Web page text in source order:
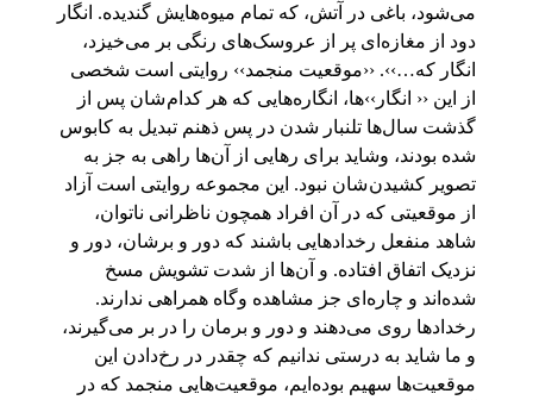
می‌شود، باغی در آتش، که تمام میوه‌هایش گندیده. انگار
دود از مغازه‌ای پر از عروسک‌های رنگی بر می‌خیزد،
انگار که…››. ‹‹موقعیت منجمد›› روایتی است شخصی
از این ‹‹ انگار››ها، انگاره‌هایی که هر کدام شان پس از
گذشت سال‌ها تلنبار شدن در پس ذهنم تبدیل به کابوس
شده بودند، وشاید برای رهایی از آن‌ها راهی به جز به
تصویر کشیدن شان نبود. این مجموعه روایتی است آزاد
از موقعیتی که در آن افراد همچون ناظرانی ناتوان،
شاهد منفعل رخدادهایی باشند که دور و برشان، دور و
نزدیک اتفاق افتاده. و آن‌ها از شدت تشویش مسخ
شده‌اند و چاره‌ای جز مشاهده و‌گاه همراهی ندارند.
رخدادها روی می‌دهند و دور و برمان را در بر می‌گیرند،
و ما شاید به درستی ندانیم که چقدر در رخ‌دادن این
موقعیت‌ها سهیم بوده‌ایم، موقعیت‌هایی منجمد که در